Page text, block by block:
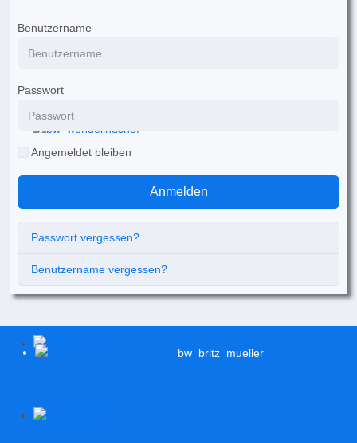
Benutzername
Passwort
Angemeldet bleiben
Anmelden
Passwort vergessen?
Benutzername vergessen?